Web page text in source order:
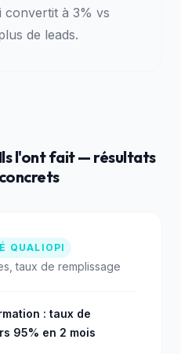
convertit à 3% vs
de leads.
Ils l'ont fait — résultats
QUALIOPI
taux de remplissage
: taux de
95% en 2 mois